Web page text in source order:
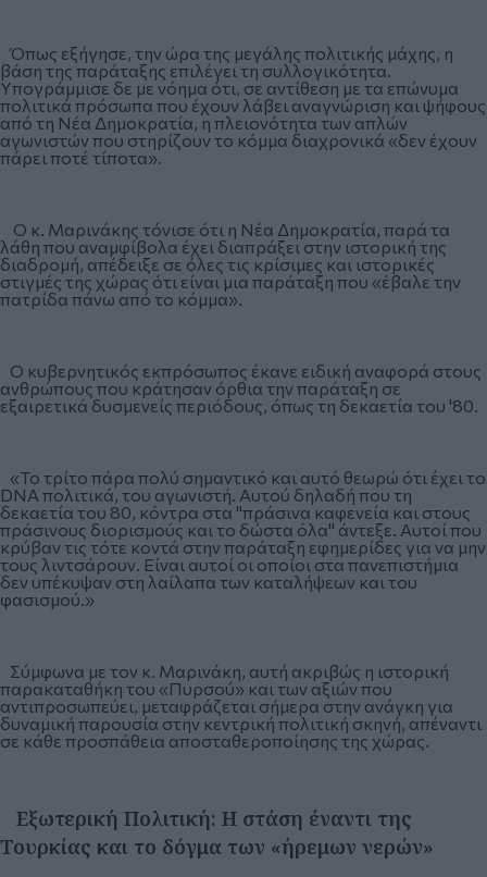
Όπως εξήγησε, την ώρα της μεγάλης πολιτικής μάχης, η
βάση της παράταξης επιλέγει τη συλλογικότητα.
Υπογράμμισε δε με νόημα ότι, σε αντίθεση με τα επώνυμα
πολιτικά πρόσωπα που έχουν λάβει αναγνώριση και ψήφους
από τη Νέα Δημοκρατία, η πλειονότητα των απλών
αγωνιστών που στηρίζουν το κόμμα διαχρονικά «δεν έχουν
πάρει ποτέ τίποτα».
Ο κ. Μαρινάκης τόνισε ότι η Νέα Δημοκρατία, παρά τα
λάθη που αναμφίβολα έχει διαπράξει στην ιστορική της
διαδρομή, απέδειξε σε όλες τις κρίσιμες και ιστορικές
στιγμές της χώρας ότι είναι μια παράταξη που «έβαλε την
πατρίδα πάνω από το κόμμα».
Ο κυβερνητικός εκπρόσωπος έκανε ειδική αναφορά στους
ανθρώπους που κράτησαν όρθια την παράταξη σε
εξαιρετικά δυσμενείς περιόδους, όπως τη δεκαετία του '80.
«Το τρίτο πάρα πολύ σημαντικό και αυτό θεωρώ ότι έχει το
DNA πολιτικά, του αγωνιστή. Αυτού δηλαδή που τη
δεκαετία του 80, κόντρα στα "πράσινα καφενεία και στους
πράσινους διορισμούς και το δώστα όλα" άντεξε. Αυτοί που
κρύβαν τις τότε κοντά στην παράταξη εφημερίδες για να μην
τους λιντσάρουν. Είναι αυτοί οι οποίοι στα πανεπιστήμια
δεν υπέκυψαν στη λαίλαπα των καταλήψεων και του
φασισμού.»
Σύμφωνα με τον κ. Μαρινάκη, αυτή ακριβώς η ιστορική
παρακαταθήκη του «Πυρσού» και των αξιών που
αντιπροσωπεύει, μεταφράζεται σήμερα στην ανάγκη για
δυναμική παρουσία στην κεντρική πολιτική σκηνή, απέναντι
σε κάθε προσπάθεια αποσταθεροποίησης της χώρας.
Εξωτερική Πολιτική: Η στάση έναντι της
Τουρκίας και το δόγμα των «ήρεμων νερών»